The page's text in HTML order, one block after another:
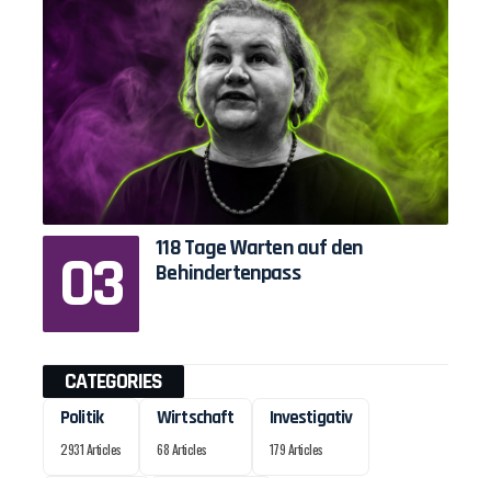
118 Tage Warten auf den
Behindertenpass
CATEGORIES
Politik
2931 Articles
Wirtschaft
68 Articles
Investigativ
179 Articles